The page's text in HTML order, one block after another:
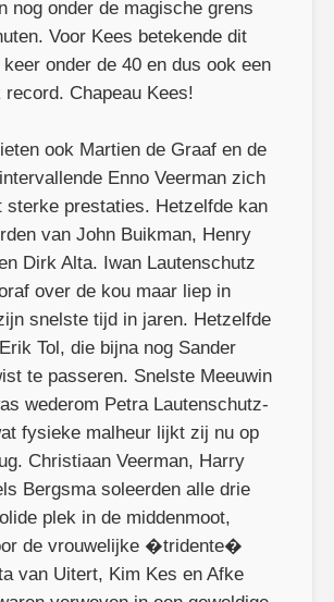
nog onder de magische grens
Voor Kees betekende dit
onder de 40 en dus ook een
record. Chapeau Kees!
ook Martien de Graaf en de
Enno Veerman zich
sterke prestaties. Hetzelfde kan
van John Buikman, Henry
Dirk Alta. Iwan Lautenschutz
over de kou maar liep in
snelste tijd in jaren. Hetzelfde
Tol, die bijna nog Sander
te passeren. Snelste Meeuwin
wederom Petra Lautenschutz-
fysieke malheur lijkt zij nu op
Christiaan Veerman, Harry
Bergsma soleerden alle drie
plek in de middenmoot,
de vrouwelijke �tridente�
van Uitert, Kim Kes en Afke